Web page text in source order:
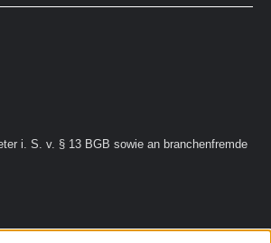
i. S. v. § 13 BGB sowie an branchenfremde